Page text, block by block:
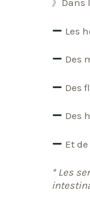
》Dans
Les
Des
Des
Des
Et
* Les